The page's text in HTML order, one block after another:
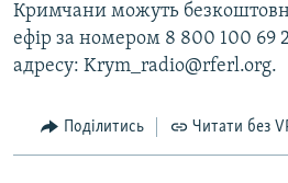
Кримчани можуть
ефір за номером 8 800 100 69
адресу: Krym_radio@rferl.org.
Поділитись Читати без